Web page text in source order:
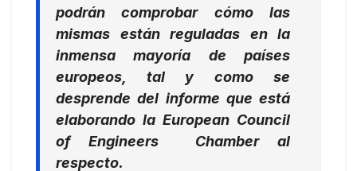
podrán comprobar cómo las
mismas están reguladas en la
inmensa mayoría de países
europeos, tal y como se
desprende del informe que está
elaborando la European Council
of Engineers Chamber al
respecto.